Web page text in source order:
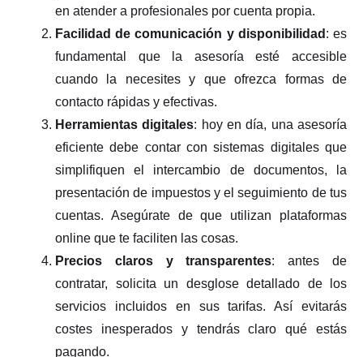
en atender a profesionales por cuenta propia.
Facilidad de comunicación y disponibilidad : es
fundamental que la asesoría esté accesible
cuando la necesites y que ofrezca formas de
contacto rápidas y efectivas.
Herramientas digitales: hoy en día, una asesoría
eficiente debe contar con sistemas digitales que
simplifiquen el intercambio de documentos, la
presentación de impuestos y el seguimiento de tus
cuentas. Asegúrate de que utilizan plataformas
online que te faciliten las cosas.
Precios claros y transparentes: antes de
contratar, solicita un desglose detallado de los
servicios incluidos en sus tarifas. Así evitarás
costes inesperados y tendrás claro qué estás
pagando.